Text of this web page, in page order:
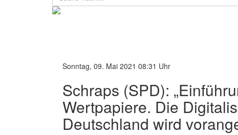
Sonntag, 09. Mai 2021 08:31 Uhr
Schraps (SPD):
Wertpapiere. Die
Deutschland wird